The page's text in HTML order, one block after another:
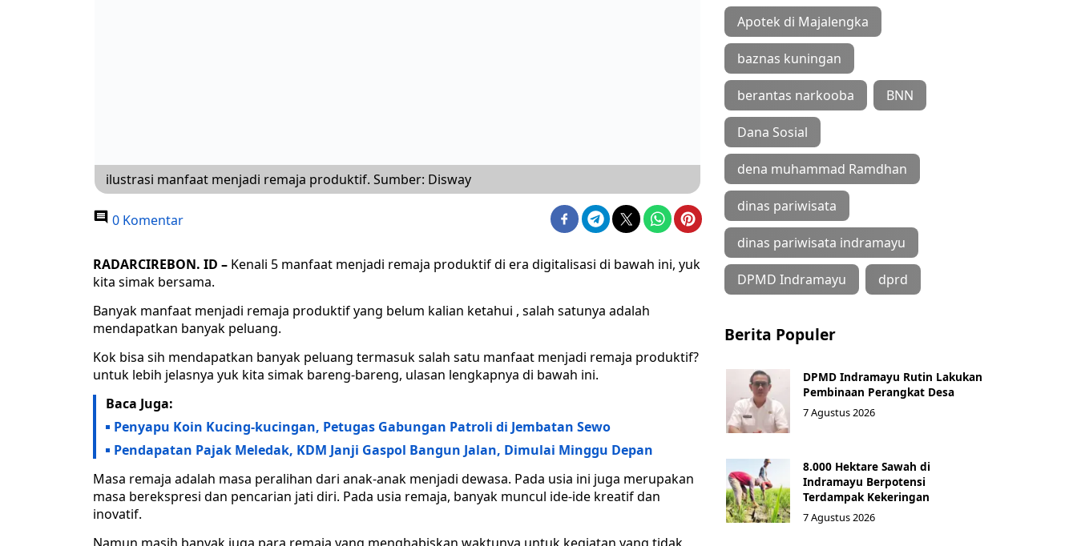
ilustrasi manfaat menjadi remaja produktif. Sumber: Disway
0 Komentar
RADARCIREBON. ID – Kenali 5 manfaat menjadi remaja produktif di era digitalisasi di bawah ini, yuk
kita simak bersama.
Banyak manfaat menjadi remaja produktif yang belum kalian ketahui , salah satunya adalah
mendapatkan banyak peluang.
Kok bisa sih mendapatkan banyak peluang termasuk salah satu manfaat menjadi remaja produktif?
untuk lebih jelasnya yuk kita simak bareng-bareng, ulasan lengkapnya di bawah ini.
Baca Juga:
Penyapu Koin Kucing-kucingan, Petugas Gabungan Patroli di Jembatan Sewo
Pendapatan Pajak Meledak, KDM Janji Gaspol Bangun Jalan, Dimulai Minggu Depan
Masa remaja adalah masa peralihan dari anak-anak menjadi dewasa. Pada usia ini juga merupakan
masa berekspresi dan pencarian jati diri. Pada usia remaja, banyak muncul ide-ide kreatif dan
inovatif.
Apotek di Majalengka
baznas kuningan
berantas narkooba BNN
Dana Sosial
dena muhammad Ramdhan
dinas pariwisata
dinas pariwisata indramayu
DPMD Indramayu dprd
Berita Populer
DPMD Indramayu Rutin Lakukan
Pembinaan Perangkat Desa
7 Agustus 2026
8.000 Hektare Sawah di
Indramayu Berpotensi
Terdampak Kekeringan
7 Agustus 2026